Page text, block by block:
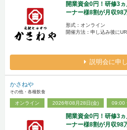
開業資金0円！研修3
ーナー様8割が月収98
形式：オンライン
開催方法：申し込み後に
説明会に申
かさねや
その他・各種飲食
オンライン 2026年08月28日(金) 09:00
開業資金0円！研修3
ーナー様8割が月収98